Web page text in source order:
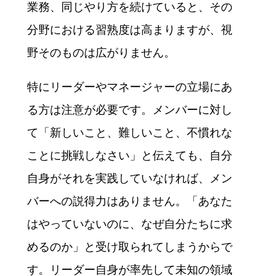
業務、同じやり方を続けていると、その
分野における習熟度は高まりますが、視
野そのものは広がりません。
特にリーダーやマネージャーの立場にあ
る方は注意が必要です。メンバーに対し
て「新しいこと、難しいこと、不慣れな
ことに挑戦しなさい」と伝えても、自分
自身がそれを実践していなければ、メン
バーへの説得力はありません。「あなた
はやっていないのに、なぜ自分たちに求
めるのか」と受け取られてしまうからで
す。リーダー自身が率先して未知の領域